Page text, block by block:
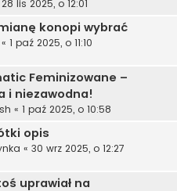
28 lis 2025, o 12:01
konopi wybrać
« 1 paź 2025, o 11:10
Feminizowane –
i niezawodna!
« 1 paź 2025, o 10:58
opis
« 30 wrz 2025, o 12:27
uprawiał na